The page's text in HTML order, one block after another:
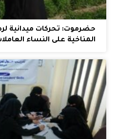
حضرموت: تحركات ميدانية
المناخية على النساء